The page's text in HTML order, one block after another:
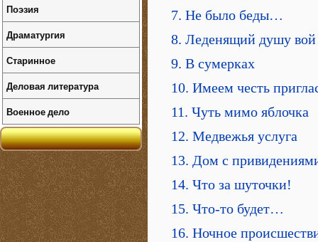
7. Не было беды…
8. Леденящий душу вой
9. В сумерках
10. Имеем честь
11. Чуть мимо яблочка
12. Медвежья услуга
13. Дом с
14. Что за шуточки!
15. Что-то будет…
16. Ночное
Поэзия
Драматургия
Старинное
Деловая литература
Военное дело